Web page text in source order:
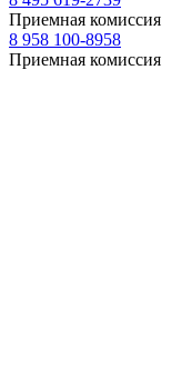
Приемная комиссия
8 958 100-8958
Приемная комиссия